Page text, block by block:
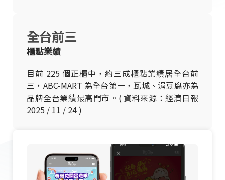
櫃點業績
目前 225 個正櫃中，約三成櫃點業績居全台前
三，ABC-MART 為全台第一，瓦城、涓豆腐亦為
品牌全台業績最高門市。( 資料來源：經濟日報
2025 / 11 / 24 )
全台前三